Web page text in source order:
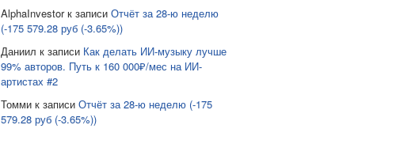
AlphaInvestorк записи Отчёт за 28-ю неделю
(-175 579.28 руб (-3.65%))
Даниил к записи Как делать ИИ-музыку лучше
99% авторов. Путь к 160 000₽/мес на ИИ-
артистах #2
Томми к записи Отчёт за 28-ю неделю (-175
579.28 руб (-3.65%))